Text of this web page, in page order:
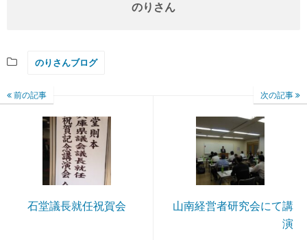
のりさん
のりさんブログ
前の記事
石堂議長就任祝賀会
次の記事
山南経営者研究会にて講
演